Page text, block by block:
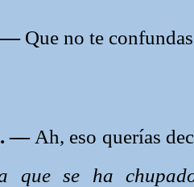
— Que no te
— Ah, eso querías
que se ha